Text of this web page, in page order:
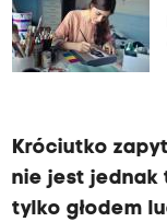
Króciutko
nie jest jednak
tylko głodem